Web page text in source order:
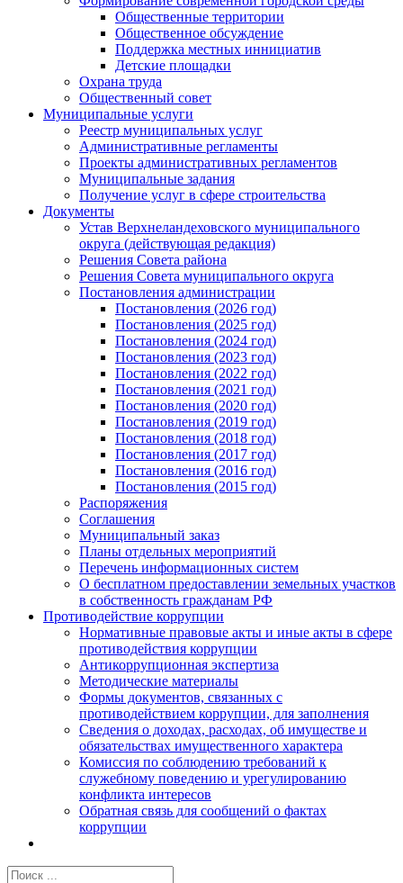
Общественные территории
Общественное обсуждение
Поддержка местных иннициатив
Детские площадки
Охрана труда
Общественный совет
Муниципальные услуги
Реестр муниципальных услуг
Административные регламенты
Проекты административных регламентов
Муниципальные задания
Получение услуг в сфере строительства
Документы
Устав Верхнеландеховского муниципального
округа (действующая редакция)
Решения Совета района
Решения Совета муниципального округа
Постановления администрации
Постановления (2026 год)
Постановления (2025 год)
Постановления (2024 год)
Постановления (2023 год)
Постановления (2022 год)
Постановления (2021 год)
Постановления (2020 год)
Постановления (2019 год)
Постановления (2018 год)
Постановления (2017 год)
Постановления (2016 год)
Постановления (2015 год)
Распоряжения
Соглашения
Муниципальный заказ
Планы отдельных мероприятий
Перечень информационных систем
О бесплатном предоставлении земельных участков
в собственность гражданам РФ
Противодействие коррупции
Нормативные правовые акты и иные акты в сфере
противодействия коррупции
Антикоррупционная экспертиза
Методические материалы
Формы документов, связанных с
противодействием коррупции, для заполнения
Сведения о доходах, расходах, об имуществе и
обязательствах имущественного характера
Комиссия по соблюдению требований к
служебному поведению и урегулированию
конфликта интересов
Обратная связь для сообщений о фактах
коррупции
Результат